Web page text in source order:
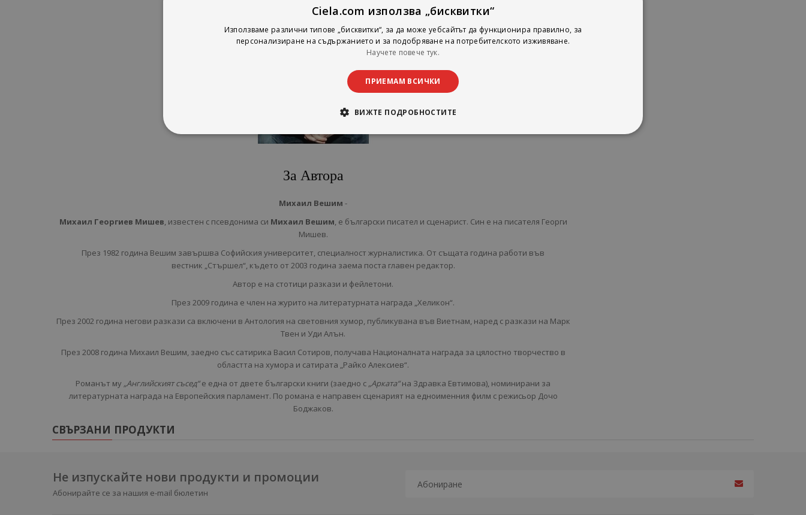
За Автора
Михаил Вешим -
Михаил Георгиев Мишев, известен с псевдонима си Михаил Вешим, е български писател и сценарист. Син е на писателя Георги
Мишев.
През 1982 година Вешим завършва Софийския университет, специалност журналистика. От същата година работи във
вестник „Стършел“, където от 2003 година заема поста главен редактор.
Автор е на стотици разкази и фейлетони.
През 2009 година е член на журито на литературната награда „Хеликон“.
През 2002 година негови разкази са включени в Антология на световния хумор, публикувана във Виетнам, наред с разкази на Марк
Твен и Уди Алън.
През 2008 година Михаил Вешим, заедно със сатирика Васил Сотиров, получава Националната награда за цялостно творчество в
областта на хумора и сатирата „Райко Алексиев“.
Романът му „Английският съсед“е една от двете български книги (заедно с „Арката“на Здравка Евтимова), номинирани за
литературната награда на Европейския парламент. По романа е направен сценарият на едноименния филм с режисьор Дочо
Боджаков.
СВЪРЗАНИ ПРОДУКТИ
Не изпускайте нови продукти и промоции
Абонирайте се за нашия e-mail бюлетин
Ciela.com използва „бисквитки“
Използваме различни типове „бисквитки“, за да може уебсайтът да функционира правилно, за
персонализиране на съдържанието и за подобряване на потребителското изживяване.
Научете повече тук.
ПРИЕМАМ ВСИЧКИ
ВИЖТЕ ПОДРОБНОСТИТЕ